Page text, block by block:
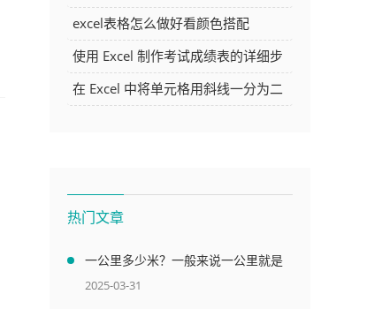
面指南
excel表格怎么做好看颜色搭配
使用 Excel 制作考试成绩表的详细步
骤及技巧
在 Excel 中将单元格用斜线一分为二
热门文章
一公里多少米？一般来说一公里就是
1000米
2025-03-31